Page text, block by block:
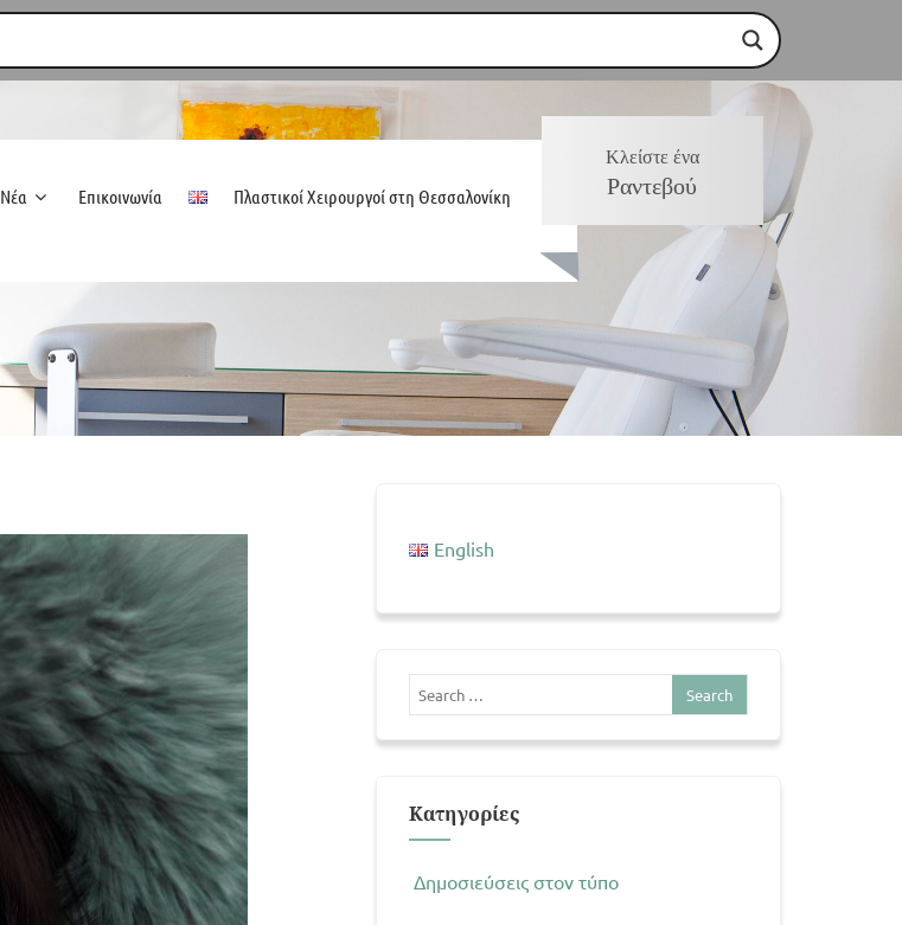
Νέα Επικοινωνία Πλαστικοί Χειρουργοί στη Θεσσαλονίκη
Κλείστε ένα
Ραντεβού
English
Kατηγορίες
Δημοσιεύσεις στον τύπο